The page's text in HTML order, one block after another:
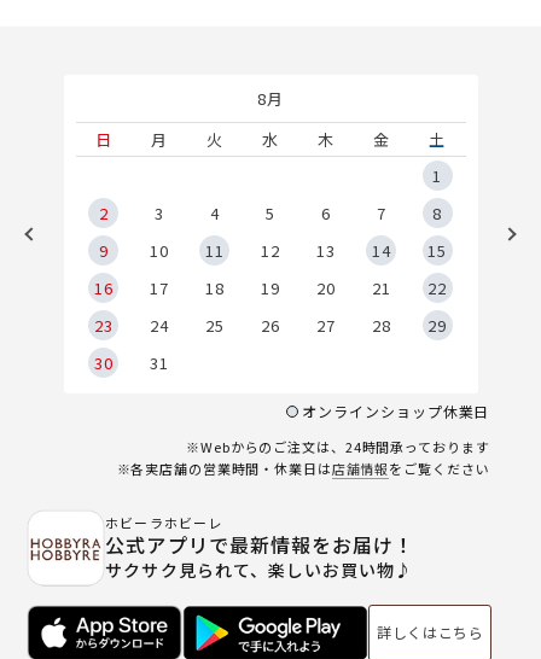
8月
日
月 火 水 木 金
土
1
2
3 4 5 6 7
8
9
10 11 12 13 14
15
16
17 18 19 20 21
22
23
24 25 26 27 28
29
30
31
オンラインショップ休業日
※Webからのご注文は、24時間承っております
※各実店舗の営業時間・休業日は店舗情報をご覧ください
ホビーラホビーレ
公式アプリで最新情報をお届け！
サクサク見られて、楽しいお買い物♪
詳しくはこちら